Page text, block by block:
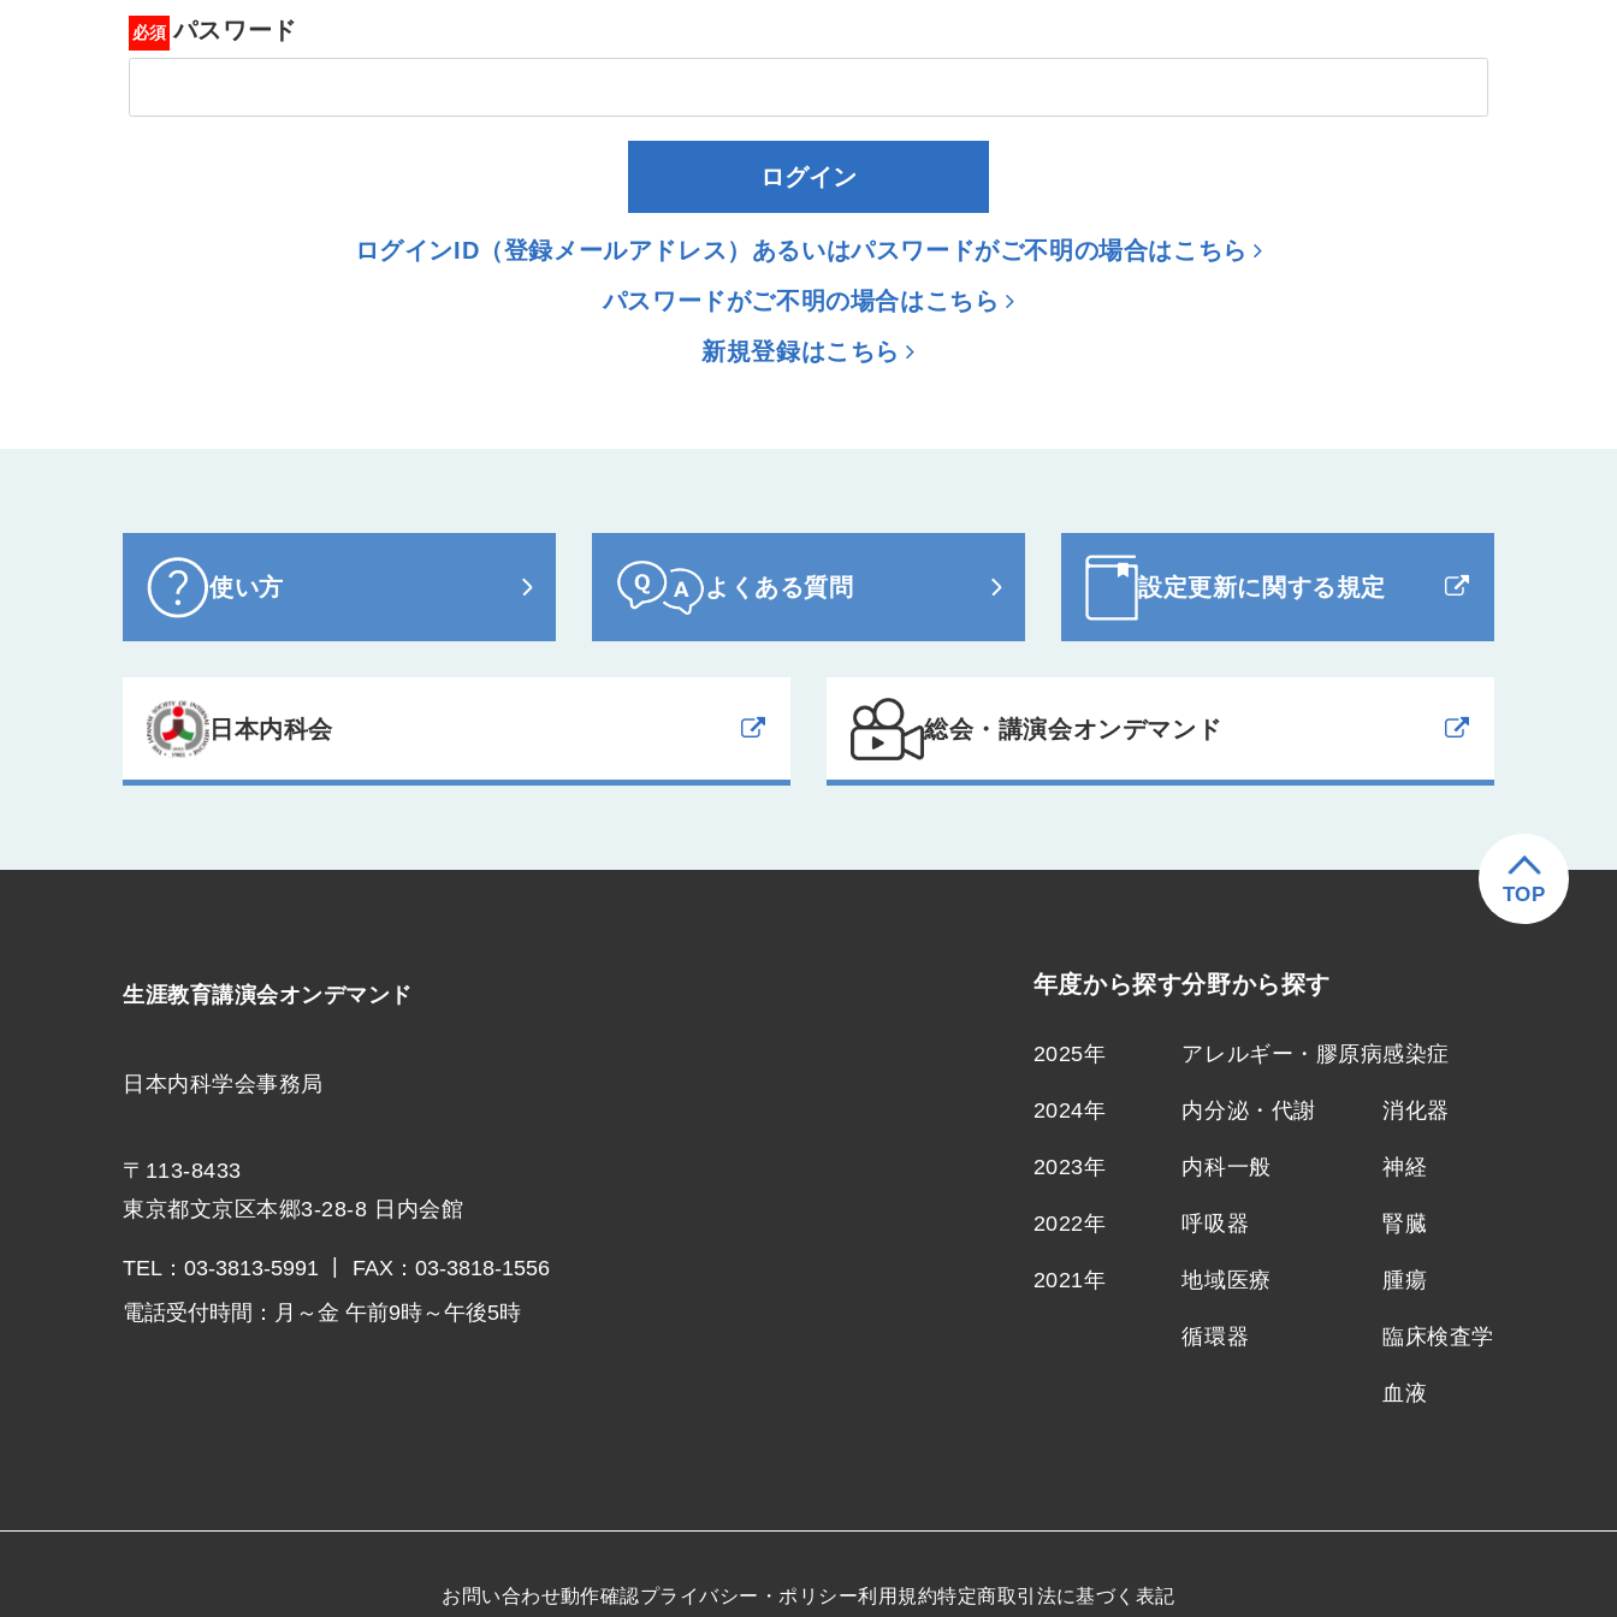
パスワード
ログイン
ログインID（登録メールアドレス）あるいはパスワードがご不明の場合はこちら
パスワードがご不明の場合はこちら
新規登録はこちら
使い方 よくある質問 設定更新に関する規定
日本内科会 総会・講演会オンデマンド
TOP
生涯教育講演会オンデマンド
日本内科学会事務局
〒113-8433
東京都文京区本郷3-28-8 日内会館
TEL： 03-3813-5991 FAX： 03-3818-1556
電話受付時間： 月～金 午前9時～午後5時
年度から探す
2025年
2024年
2023年
2022年
2021年
分野から探す
アレルギー・膠原病
内分泌・代謝
内科一般
呼吸器
地域医療
循環器
感染症
消化器
神経
腎臓
腫瘍
臨床検査学
血液
お問い合わせ動作確認プライバシー・ポリシー利用規約特定商取引法に基づく表記